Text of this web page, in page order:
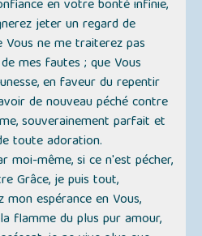
en votre bonté infinie,
jeter un regard de
ne me traiterez pas
mes fautes ; que Vous
en faveur du repentir
de nouveau péché contre
souverainement parfait et
toute adoration.
moi-même, si ce n'est pécher,
Grâce, je puis tout,
espérance en Vous,
flamme du plus pur amour,